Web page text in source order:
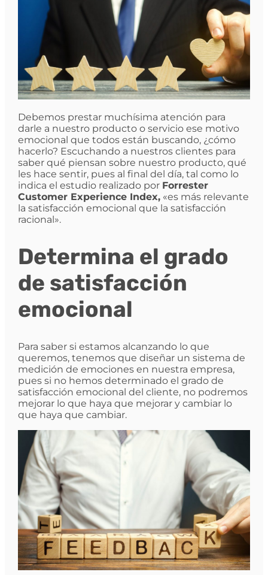
Debemos prestar muchísima atención para
darle a nuestro producto o servicio ese motivo
emocional que todos están buscando, ¿cómo
hacerlo? Escuchando a nuestros clientes para
saber qué piensan sobre nuestro producto, qué
les hace sentir, pues al final del día, tal como lo
indica el estudio realizado por Forrester
Customer Experience Index,«es más relevante
la satisfacción emocional que la satisfacción
racional».
Determina el grado
de satisfacción
emocional
Para saber si estamos alcanzando lo que
queremos, tenemos que diseñar un sistema de
medición de emociones en nuestra empresa,
pues si no hemos determinado el grado de
satisfacción emocional del cliente, no podremos
mejorar lo que haya que mejorar y cambiar lo
que haya que cambiar.